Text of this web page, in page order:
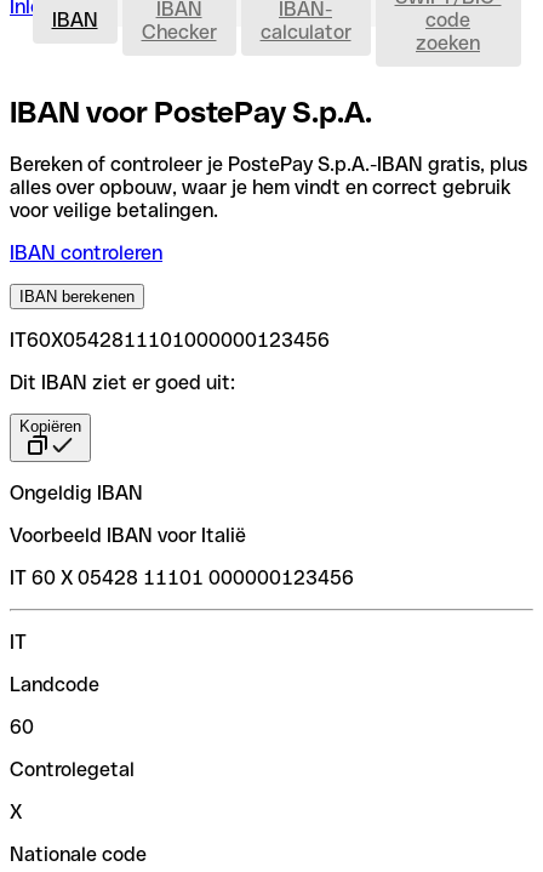
Inloggen Rekening openen IBAN
IBAN
IBAN
Checker
IBAN-
calculator
code
zoeken
IBAN voor PostePay S.p.A.
Bereken of controleer je PostePay S.p.A.-IBAN gratis, plus
alles over opbouw, waar je hem vindt en correct gebruik
voor veilige betalingen.
IBAN controleren
IBAN berekenen
IT60X0542811101000000123456
Dit IBAN ziet er goed uit:
Kopiëren
Ongeldig IBAN
Voorbeeld IBAN voor Italië
IT 60 X 05428 11101 000000123456
IT
Landcode
60
Controlegetal
X
Nationale code